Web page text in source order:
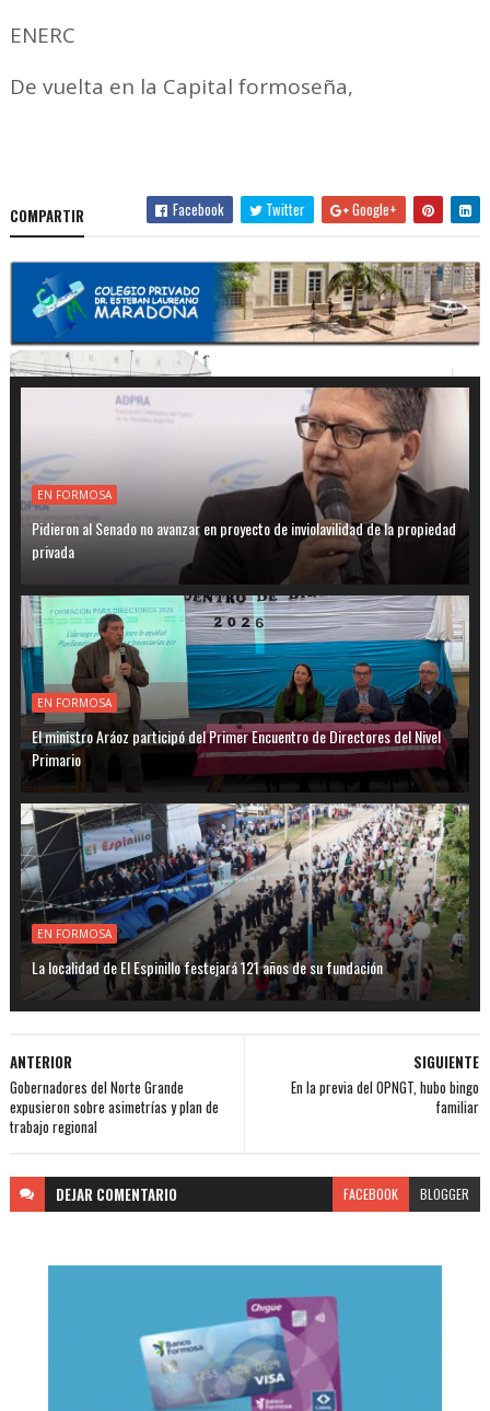
ENERC
De vuelta en la Capital formoseña,
COMPARTIR Facebook Twitter Google+
EN FORMOSA
Pidieron al Senado no avanzar en proyecto de inviolavilidad de la propiedad
privada
EN FORMOSA
El ministro Aráoz participó del Primer Encuentro de Directores del Nivel
Primario
EN FORMOSA
La localidad de El Espinillo festejará 121 años de su fundación
SIGUIENTE
En la previa del OPNGT, hubo bingo
familiar
ANTERIOR
Gobernadores del Norte Grande
expusieron sobre asimetrías y plan de
trabajo regional
DEJAR COMENTARIO FACEBOOK BLOGGER